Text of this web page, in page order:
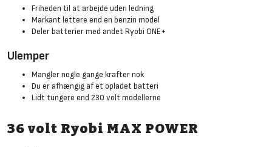
Friheden til at arbejde uden ledning
Markant lettere end en benzin model
Deler batterier med andet Ryobi ONE+
Ulemper
Mangler nogle gange krafter nok
Du er afhængig af et opladet batteri
Lidt tungere end 230 volt modellerne
36 volt Ryobi MAX POWER